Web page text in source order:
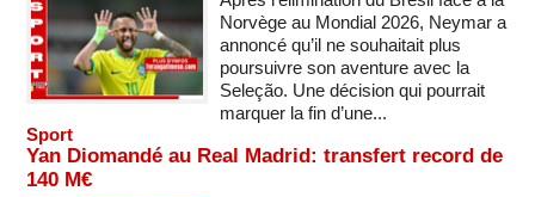
Norvège au Mondial 2026, Neymar a
annoncé qu’il ne souhaitait plus
poursuivre son aventure avec la
Seleção. Une décision qui pourrait
marquer la fin d’une...
Sport
Yan Diomandé au Real Madrid: transfert record de
140 M€